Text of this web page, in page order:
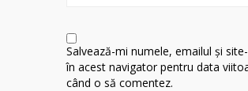
Salvează-mi numele, emailul și
în acest navigator pentru data
când o să comentez.